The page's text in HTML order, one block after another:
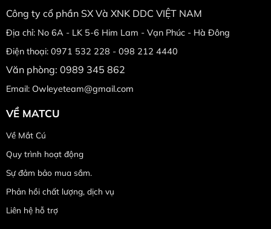
Công ty cổ phần SX Và XNK DDC VIỆT NAM
Địa chỉ: No 6A - LK 5-6 Him Lam - Vạn Phúc - Hà Đông
Điện thoại: 0971 532 228 - 098 212 4440
Văn phòng: 0989 345 862
Email: Owleyeteam@gmail.com
VỀ MATCU
Về Mắt Cú
Quy trình hoạt động
Sự đảm bảo mua sắm.
Phản hồi chất lượng, dịch vụ
Liên hệ hỗ trợ